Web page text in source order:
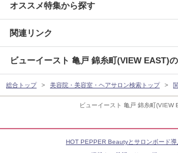
ビューイースト 亀戸 錦糸町(VIEW
オススメ特集から探す
関連リンク
ビューイースト 亀戸 錦糸町(VIEW EAST)
総合トップ 美容院・美容室・ヘアサロン検索トップ
HOT PEPPER Beautyとサロンボード導